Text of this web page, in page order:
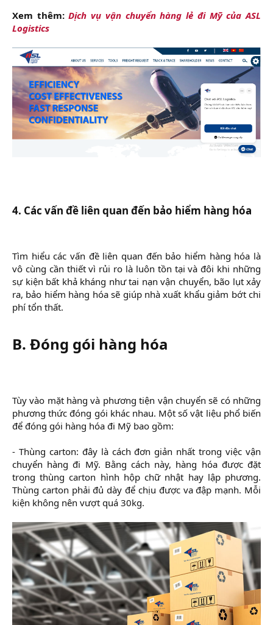
Xem thêm:Dịch vụ vận chuyển hàng lẻ đi Mỹ của ASL
Logistics
4. Các vấn đề liên quan đến bảo hiểm hàng hóa
Tìm hiểu các vấn đề liên quan đến bảo hiểm hàng hóa là
vô cùng cần thiết vì rủi ro là luôn tồn tại và đôi khi những
sự kiện bất khả kháng như tai nạn vận chuyển, bão lụt xảy
ra, bảo hiểm hàng hóa sẽ giúp nhà xuất khẩu giảm bớt chi
phí tổn thất.
B. Đóng gói hàng hóa
Tùy vào mặt hàng và phương tiện vận chuyển sẽ có những
phương thức đóng gói khác nhau. Một số vật liệu phổ biến
để đóng gói hàng hóa đi Mỹ bao gồm:
- Thùng carton: đây là cách đơn giản nhất trong việc vận
chuyển hàng đi Mỹ. Bằng cách này, hàng hóa được đặt
trong thùng carton hình hộp chữ nhật hay lập phương.
Thùng carton phải đủ dày để chịu được va đập mạnh. Mỗi
kiện không nên vượt quá 30kg.